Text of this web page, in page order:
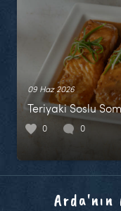
09 Haz 2026
Teriyaki Soslu
0 0